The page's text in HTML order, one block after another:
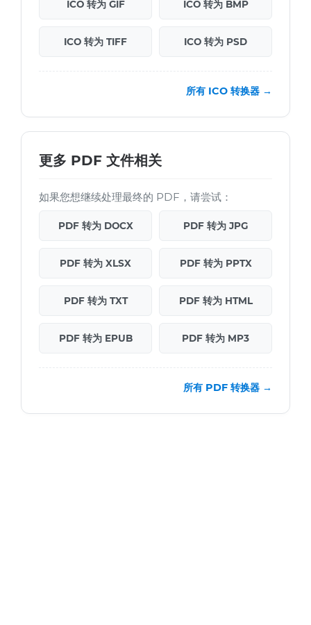
ICO 转为 GIF ICO 转为 BMP
ICO 转为 TIFF ICO 转为 PSD
所有 ICO 转换器 →
更多 PDF 文件相关
如果您想继续处理最终的 PDF，请尝试：
PDF 转为 DOCX PDF 转为 JPG
PDF 转为 XLSX PDF 转为 PPTX
PDF 转为 TXT PDF 转为 HTML
PDF 转为 EPUB PDF 转为 MP3
所有 PDF 转换器 →